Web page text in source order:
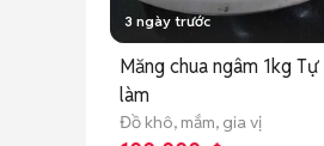
3 ngày trước
Măng chua ngâm 1kg Tự
làm
Đồ khô, mắm, gia vị